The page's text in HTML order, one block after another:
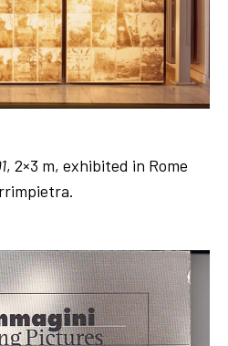
, 2×3 m, exhibited in Rome